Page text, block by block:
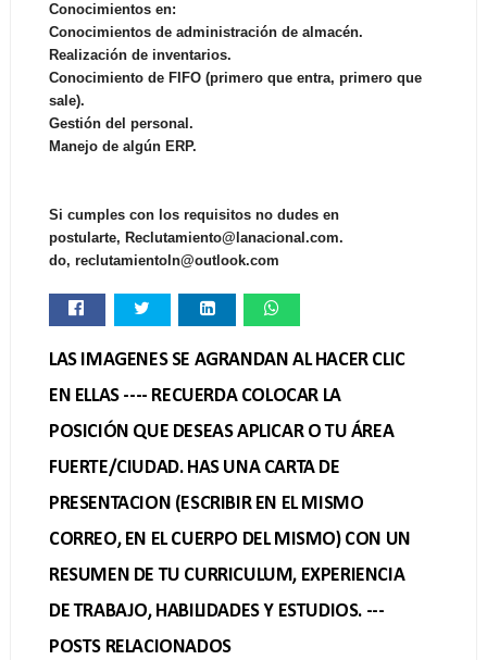
Conocimientos en:
Conocimientos de administración de almacén.
Realización de inventarios.
Conocimiento de FIFO (primero que entra, primero que
sale).
Gestión del personal.
Manejo de algún ERP.
Si cumples con los requisitos no dudes en
postularte, Reclutamiento@lanacional.com.
do, reclutamientoln@outlook.com
LAS IMAGENES SE AGRANDAN AL HACER CLIC
EN ELLAS ---- RECUERDA COLOCAR LA
POSICIÓN QUE DESEAS APLICAR O TU ÁREA
FUERTE/CIUDAD. HAS UNA CARTA DE
PRESENTACION (ESCRIBIR EN EL MISMO
CORREO, EN EL CUERPO DEL MISMO) CON UN
RESUMEN DE TU CURRICULUM, EXPERIENCIA
DE TRABAJO, HABILIDADES Y ESTUDIOS. ---
POSTS RELACIONADOS